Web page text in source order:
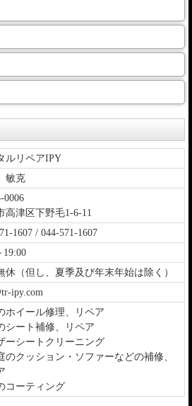
ルリペアIPY
敏克
0006
高津区下野毛1-6-11
1607 / 044-571-1607
19:00
休（但し、夏季及び年末年始は除く）
ipy.com
ホイール修理、リペア
シート補修、リペア
ーシートクリーニング
のクッション・ソファーなどの補修、
コーティング